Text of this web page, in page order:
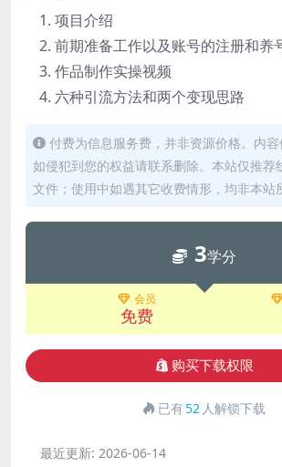
项目介绍
前期准备工作以及账号的注册和养
作品制作实操视频
六种引流方法和两个变现思路
付费为信息服务费，并非资源价格。内容
如侵犯到您的权益请联系删除。本站仅推荐
文件；使用中如遇其它收费情形，均非本站
3学分
会员
免费
购买下载权限
已有52 人解锁下载
最近更新: 2026-06-14